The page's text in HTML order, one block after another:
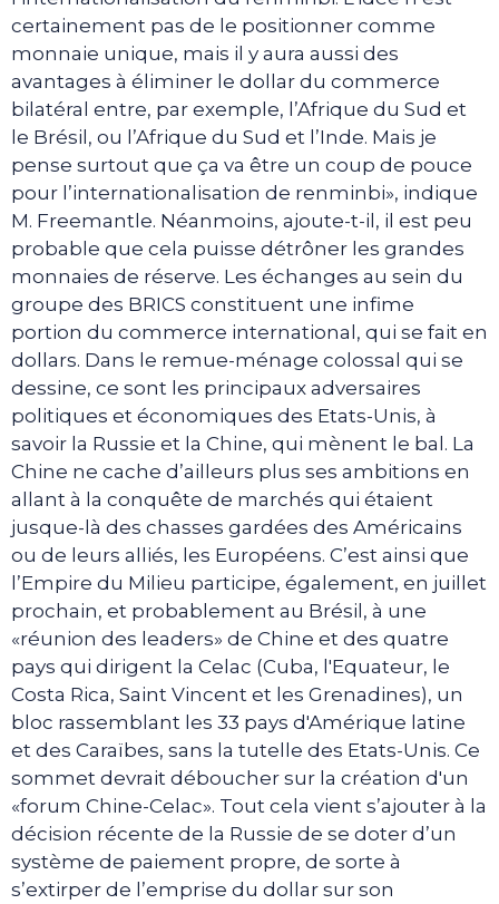
certainement pas de le positionner comme
monnaie unique, mais il y aura aussi des
avantages à éliminer le dollar du commerce
bilatéral entre, par exemple, l’Afrique du Sud et
le Brésil, ou l’Afrique du Sud et l’Inde. Mais je
pense surtout que ça va être un coup de pouce
pour l’internationalisation de renminbi», indique
M. Freemantle. Néanmoins, ajoute-t-il, il est peu
probable que cela puisse détrôner les grandes
monnaies de réserve. Les échanges au sein du
groupe des BRICS constituent une infime
portion du commerce international, qui se fait en
dollars. Dans le remue-ménage colossal qui se
dessine, ce sont les principaux adversaires
politiques et économiques des Etats-Unis, à
savoir la Russie et la Chine, qui mènent le bal. La
Chine ne cache d’ailleurs plus ses ambitions en
allant à la conquête de marchés qui étaient
jusque-là des chasses gardées des Américains
ou de leurs alliés, les Européens. C’est ainsi que
l’Empire du Milieu participe, également, en juillet
prochain, et probablement au Brésil, à une
«réunion des leaders» de Chine et des quatre
pays qui dirigent la Celac (Cuba, l'Equateur, le
Costa Rica, Saint Vincent et les Grenadines), un
bloc rassemblant les 33 pays d'Amérique latine
et des Caraïbes, sans la tutelle des Etats-Unis. Ce
sommet devrait déboucher sur la création d'un
«forum Chine-Celac». Tout cela vient s’ajouter à la
décision récente de la Russie de se doter d’un
système de paiement propre, de sorte à
s’extirper de l’emprise du dollar sur son